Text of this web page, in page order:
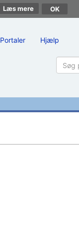
Læs mere
Portaler Hjælp